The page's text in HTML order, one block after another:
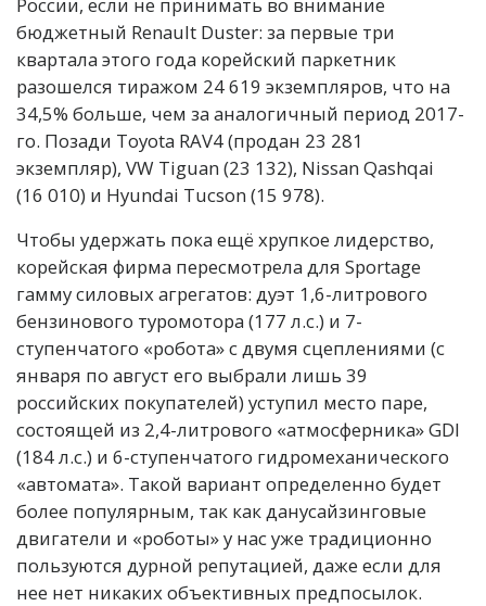
бюджетный Renault Duster: за первые три
квартала этого года корейский паркетник
разошелся тиражом 24 619 экземпляров, что на
34,5% больше, чем за аналогичный период 2017-
го. Позади Toyota RAV4 (продан 23 281
экземпляр), VW Tiguan (23 132), Nissan Qashqai
(16 010) и Hyundai Tucson (15 978).
Чтобы удержать пока ещё хрупкое лидерство,
корейская фирма пересмотрела для Sportage
гамму силовых агрегатов: дуэт 1,6-литрового
бензинового туромотора (177 л.с.) и 7-
ступенчатого «робота» с двумя сцеплениями (с
января по август его выбрали лишь 39
российских покупателей) уступил место паре,
состоящей из 2,4-литрового «атмосферника» GDI
(184 л.с.) и 6-ступенчатого гидромеханического
«автомата». Такой вариант определенно будет
более популярным, так как данусайзинговые
двигатели и «роботы» у нас уже традиционно
пользуются дурной репутацией, даже если для
нее нет никаких объективных предпосылок.